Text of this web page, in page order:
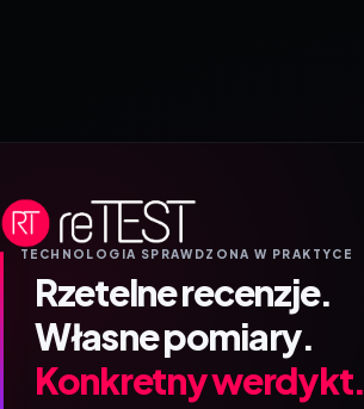
TECHNOLOGIA SPRAWDZONA W PRAKTYCE
Rzetelne recenzje.
Własne pomiary.
Konkretny werdykt.